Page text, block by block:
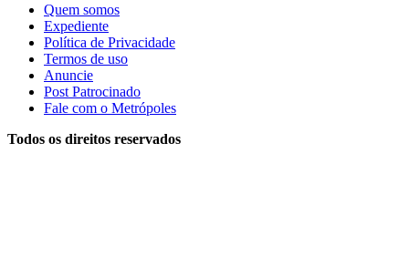
Quem somos
Expediente
Política de Privacidade
Termos de uso
Anuncie
Post Patrocinado
Fale com o Metrópoles
Todos os direitos reservados